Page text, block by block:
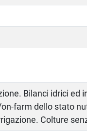
Bilanci idrici ed
farm dello stato
Colture